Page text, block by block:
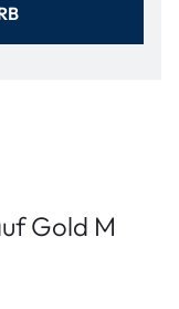
Gold M